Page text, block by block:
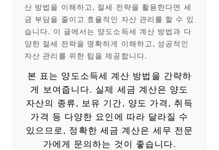
산 방법을 이해하고, 절세 전략을 활용한다면 세
금 부담을 줄이고 효율적인 자산 관리를 할 수 있
습니다. 이 글에서는 양도소득세 계산 방법과 다
양한 절세 전략을 명확하게 이해하고, 성공적인
자산 관리를 위한 팁을 제공합니다.
본 표는 양도소득세 계산 방법을 간략하
게 보여줍니다. 실제 세금 계산은 양도
자산의 종류, 보유 기간, 양도 가격, 취득
가격 등 다양한 요인에 따라 달라질 수
있으므로, 정확한 세금 계산은 세무 전문
가에게 문의하는 것이 좋습니다.